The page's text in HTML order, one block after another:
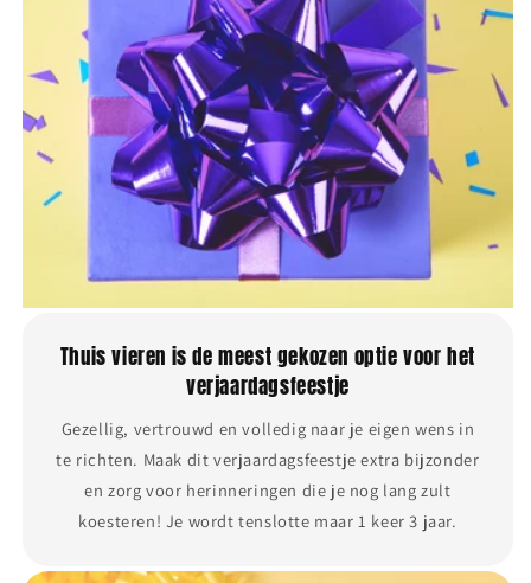
Thuis vieren is de meest gekozen optie voor het
verjaardagsfeestje
Gezellig, vertrouwd en volledig naar je eigen wens in
te richten. Maak dit verjaardagsfeestje extra bijzonder
en zorg voor herinneringen die je nog lang zult
koesteren! Je wordt tenslotte maar 1 keer 3 jaar.